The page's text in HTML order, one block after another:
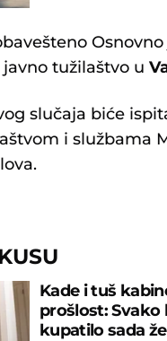
javno tužilaštvo u
slučaja biće
i službama
Kade i tuš
prošlost: Svako
kupatilo sada